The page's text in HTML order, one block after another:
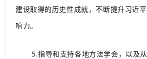
建设取得的历史性成就，不断提升习近
响力。
5.指导和支持各地方法学会，以及